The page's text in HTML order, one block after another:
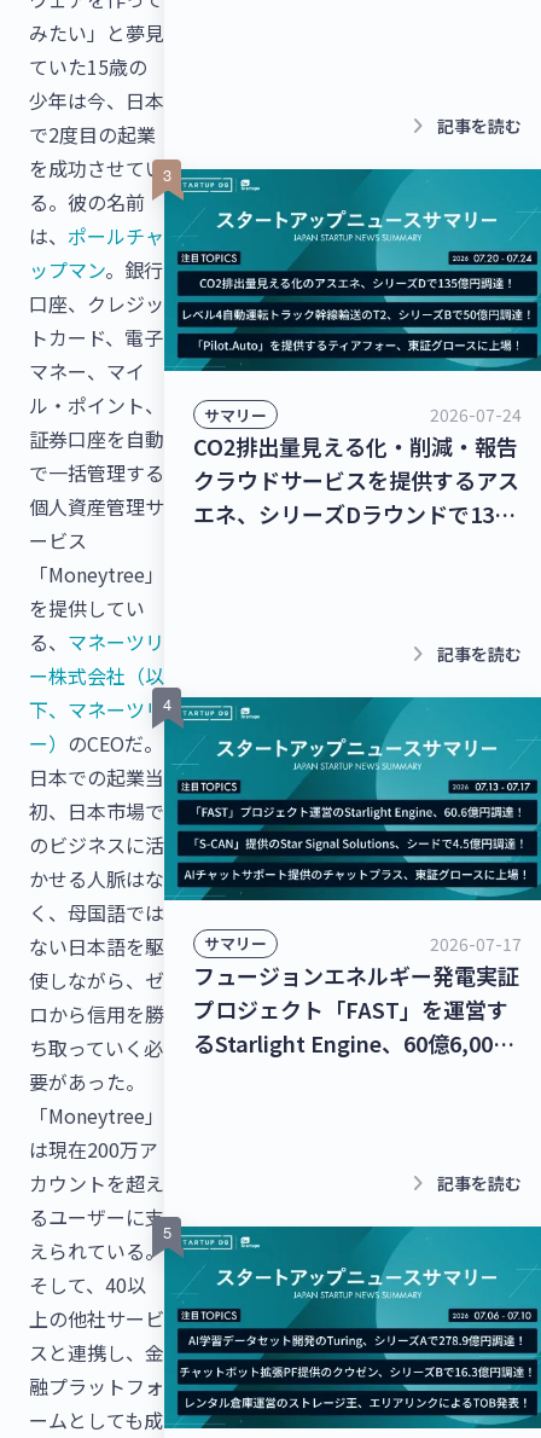
みたい」と夢見
ていた15歳の
少年は今、日本
で2度目の起業
を成功させてい
る。彼の名前
は、 ポールチャ
ップマン。銀行
口座、クレジッ
トカード、電子
マネー、マイ
ル・ポイント、
証券口座を自動
で一括管理する
個人資産管理サ
ービス
「Moneytree」
を提供してい
る、 マネーツリ
ー株式会社（以
下、マネーツリ
ー） のCEOだ。
日本での起業当
初、日本市場で
のビジネスに活
かせる人脈はな
く、母国語では
ない日本語を駆
使しながら、ゼ
ロから信用を勝
ち取っていく必
要があった。
「Moneytree」
は現在200万ア
カウントを超え
るユーザーに支
えられている。
そして、40以
上の他社サービ
スと連携し、金
融プラットフォ
ームとしても成
達！【最新スタートアップニュー
keyboard_arrow_right 記事を読む
サマリー 2026-07-24
CO2排出量見える化・削減・報告
クラウドサービスを提供するアス
エネ、シリーズDラウンドで135
円を調達！【最新スタートアップ
keyboard_arrow_right 記事を読む
サマリー 2026-07-17
フュージョンエネルギー発電実証
プロジェクト「FAST」を運営す
るStarlight Engine、60億6,000
Solutions、シードラウンドで4億
トアップニュース】
keyboard_arrow_right 記事を読む